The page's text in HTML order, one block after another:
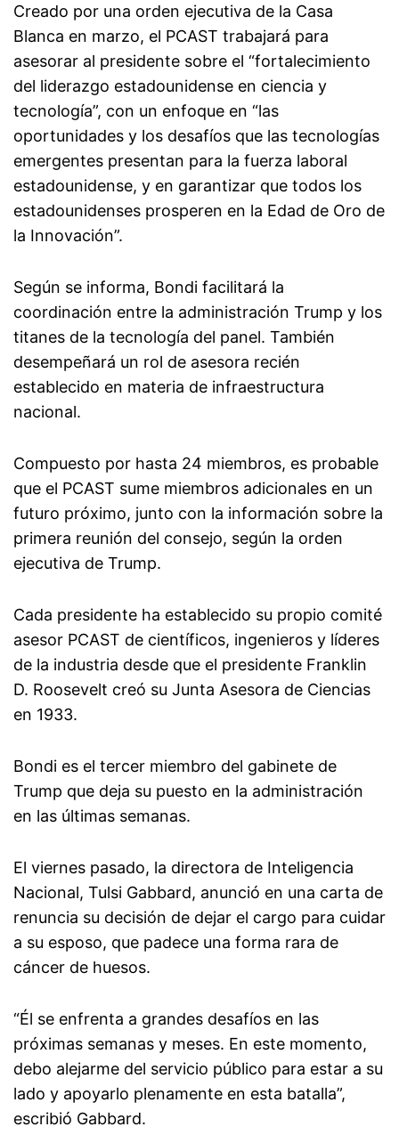
Creado por una orden ejecutiva de la Casa
Blanca en marzo, el PCAST trabajará para
asesorar al presidente sobre el “fortalecimiento
del liderazgo estadounidense en ciencia y
tecnología”, con un enfoque en “las
oportunidades y los desafíos que las tecnologías
emergentes presentan para la fuerza laboral
estadounidense, y en garantizar que todos los
estadounidenses prosperen en la Edad de Oro de
la Innovación”.
Según se informa, Bondi facilitará la
coordinación entre la administración Trump y los
titanes de la tecnología del panel. También
desempeñará un rol de asesora recién
establecido en materia de infraestructura
nacional.
Compuesto por hasta 24 miembros, es probable
que el PCAST sume miembros adicionales en un
futuro próximo, junto con la información sobre la
primera reunión del consejo, según la orden
ejecutiva de Trump.
Cada presidente ha establecido su propio comité
asesor PCAST de científicos, ingenieros y líderes
de la industria desde que el presidente Franklin
D. Roosevelt creó su Junta Asesora de Ciencias
en 1933.
Bondi es el tercer miembro del gabinete de
Trump que deja su puesto en la administración
en las últimas semanas.
El viernes pasado, la directora de Inteligencia
Nacional, Tulsi Gabbard, anunció en una carta de
renuncia su decisión de dejar el cargo para cuidar
a su esposo, que padece una forma rara de
cáncer de huesos.
“Él se enfrenta a grandes desafíos en las
próximas semanas y meses. En este momento,
debo alejarme del servicio público para estar a su
lado y apoyarlo plenamente en esta batalla”,
escribió Gabbard.